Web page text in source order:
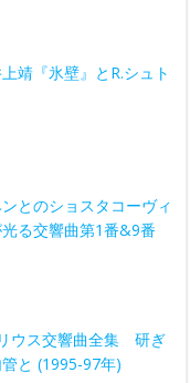
靖『氷壁』とR.シュト
とのショスタコーヴィ
る交響曲第1番&9番
ウス交響曲全集 研ぎ
と (1995-97年)